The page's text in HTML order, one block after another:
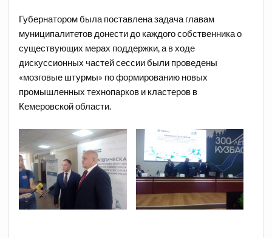
Губернатором была поставлена задача главам
муниципалитетов донести до каждого собственника о
существующих мерах поддержки, а в ходе
дискуссионных частей сессии были проведены
«мозговые штурмы» по формированию новых
промышленных технопарков и кластеров в
Кемеровской области.